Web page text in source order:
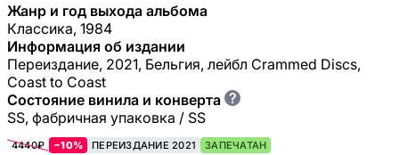
Жанр и год выхода альбома
Классика, 1984
Информация об издании
Переиздание, 2021, Бельгия, лейбл Crammed Discs,
Coast to Coast
Состояние винила и конверта ?
SS, фабричная упаковка / SS
4440₽ −10% ПЕРЕИЗДАНИЕ 2021 ЗАПЕЧАТАН